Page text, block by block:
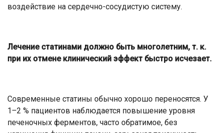
воздействие на сердечно-сосудистую систему.
Лечение статинами должно быть многолетним, т. к.
при их отмене клинический эффект быстро исчезает.
Современные статины обычно хорошо переносятся. У
1–2 % пациентов наблюдается повышение уровня
печеночных ферментов, часто обратимое, без